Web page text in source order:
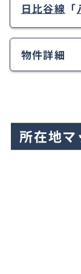
日比谷線 「
物件詳細
所在地マ